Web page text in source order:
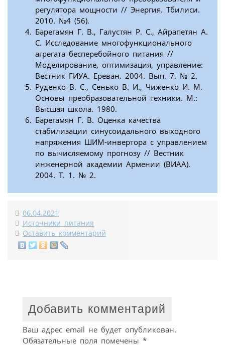
регулятора мощности // Энергия. Тбилиси.
2010. №4 (56).
Барегамян Г. В., Галустян Р. С., Айрапетян А.
С. Исследование многофункционального
агрегата бесперебойного питания //
Моделирование, оптимизация, управление:
Вестник ГИУА. Ереван. 2004. Вып. 7. № 2.
Руденко В. С., Сенько В. И., Чиженко И. М.
Основы преобразовательной техники. М.:
Высшая школа. 1980.
Барегамян Г. В. Оценка качества
стабилизации синусоидального выходного
напряжения ШИМ-инвертора с управлением
по вычисляемому прогнозу // Вестник
инженерной академии Армении (ВИАА).
2004. Т. 1. № 2.
06.04.2021
Источники питания
Оставить комментарий
Добавить комментарий
Ваш адрес email не будет опубликован.
Обязательные поля помечены *